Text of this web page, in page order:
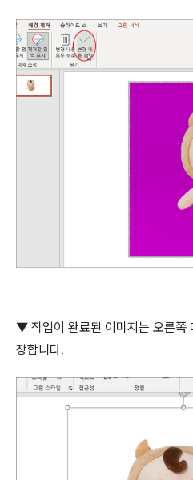
▼ 작업이 완료된 이미지는 오른쪽
장합니다.